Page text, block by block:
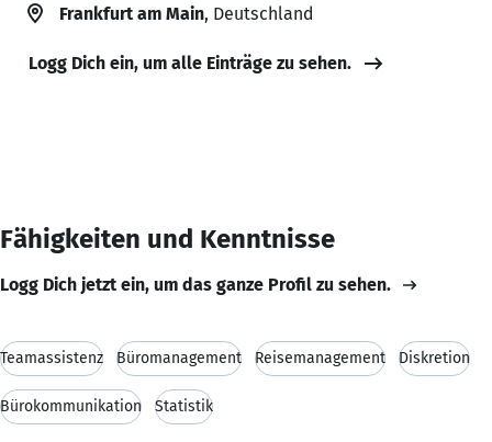
Frankfurt am Main, Deutschland
Logg Dich ein, um alle Einträge zu sehen.
Fähigkeiten und Kenntnisse
Logg Dich jetzt ein, um das ganze Profil zu sehen.
Teamassistenz Büromanagement Reisemanagement Diskretion
Bürokommunikation Statistik